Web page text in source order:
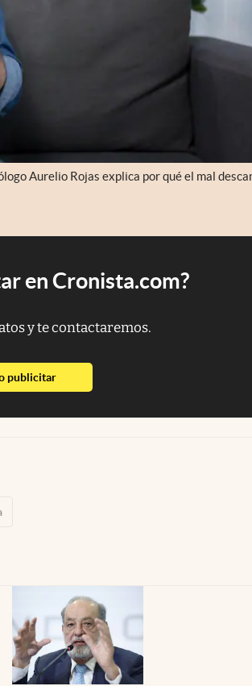
Aurelio Rojas explica por qué el mal
en Cronista.com?
y te contactaremos.
publicitarabre en nueva pestaña